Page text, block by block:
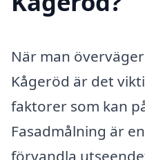
När man
Kågeröd är det
faktorer som kan
Fasadmålning är
förvandla